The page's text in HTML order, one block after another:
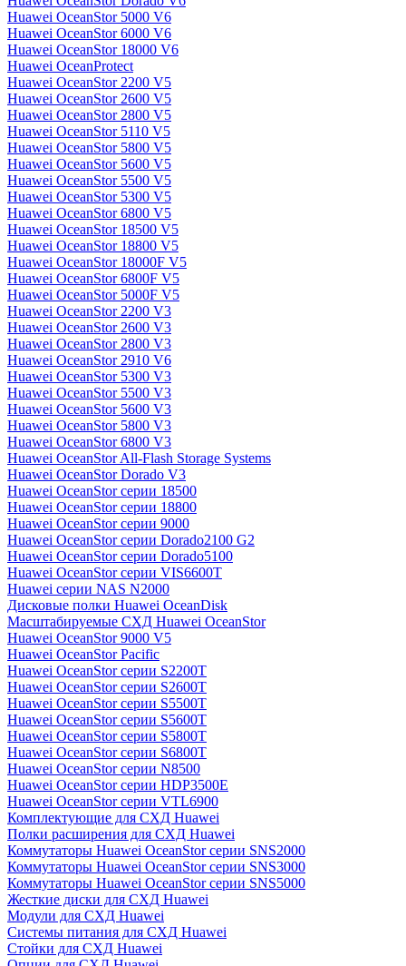
Huawei OceanStor 5000 V6
Huawei OceanStor 6000 V6
Huawei OceanStor 18000 V6
Huawei OceanProtect
Huawei OceanStor 2200 V5
Huawei OceanStor 2600 V5
Huawei OceanStor 2800 V5
Huawei OceanStor 5110 V5
Huawei OceanStor 5800 V5
Huawei OceanStor 5600 V5
Huawei OceanStor 5500 V5
Huawei OceanStor 5300 V5
Huawei OceanStor 6800 V5
Huawei OceanStor 18500 V5
Huawei OceanStor 18800 V5
Huawei OceanStor 18000F V5
Huawei OceanStor 6800F V5
Huawei OceanStor 5000F V5
Huawei OceanStor 2200 V3
Huawei OceanStor 2600 V3
Huawei OceanStor 2800 V3
Huawei OceanStor 2910 V6
Huawei OceanStor 5300 V3
Huawei OceanStor 5500 V3
Huawei OceanStor 5600 V3
Huawei OceanStor 5800 V3
Huawei OceanStor 6800 V3
Huawei OceanStor All-Flash Storage Systems
Huawei OceanStor Dorado V3
Huawei OceanStor серии 18500
Huawei OceanStor серии 18800
Huawei OceanStor серии 9000
Huawei OceanStor серии Dorado2100 G2
Huawei OceanStor серии Dorado5100
Huawei OceanStor серии VIS6600T
Huawei серии NAS N2000
Дисковые полки Huawei OceanDisk
Масштабируемые СХД Huawei OceanStor
Huawei OceanStor 9000 V5
Huawei OceanStor Pacific
Huawei OceanStor серии S2200T
Huawei OceanStor серии S2600T
Huawei OceanStor серии S5500T
Huawei OceanStor серии S5600T
Huawei OceanStor серии S5800T
Huawei OceanStor серии S6800T
Huawei OceanStor серии N8500
Huawei OceanStor серии HDP3500E
Huawei OceanStor серии VTL6900
Комплектующие для СХД Huawei
Полки расширения для СХД Huawei
Коммутаторы Huawei OceanStor серии SNS2000
Коммутаторы Huawei OceanStor серии SNS3000
Коммутаторы Huawei OceanStor серии SNS5000
Жесткие диски для СХД Huawei
Модули для СХД Huawei
Системы питания для СХД Huawei
Стойки для СХД Huawei